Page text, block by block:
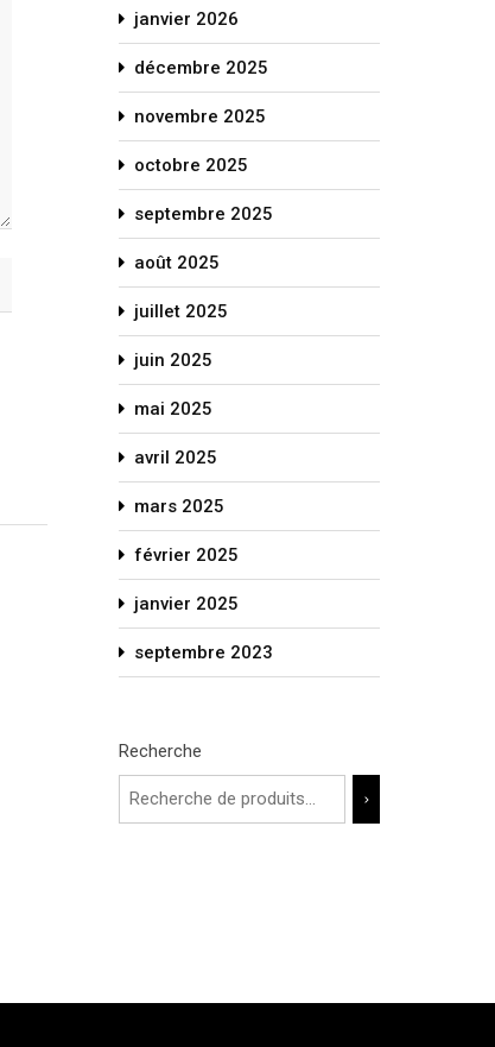
janvier 2026
décembre 2025
novembre 2025
octobre 2025
septembre 2025
août 2025
juillet 2025
juin 2025
mai 2025
avril 2025
mars 2025
février 2025
janvier 2025
septembre 2023
Recherche